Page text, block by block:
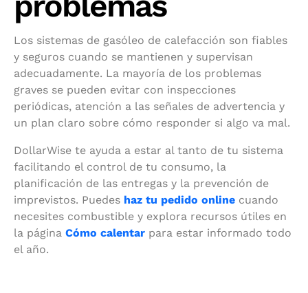
Los sistemas de gasóleo de calefacción son fiables
y seguros cuando se mantienen y supervisan
adecuadamente. La mayoría de los problemas
graves se pueden evitar con inspecciones
periódicas, atención a las señales de advertencia y
un plan claro sobre cómo responder si algo va mal.
DollarWise te ayuda a estar al tanto de tu sistema
facilitando el control de tu consumo, la
planificación de las entregas y la prevención de
imprevistos. Puedes haz tu pedido online cuando
necesites combustible y explora recursos útiles en
la página Cómo calentar para estar informado todo
el año.